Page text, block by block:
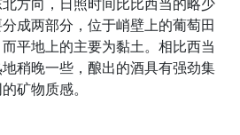
成两部分，位于峭壁上的葡萄田
平地上的主要为黏土。相比西当
稍晚一些，酿出的酒具有强劲集
矿物质感。